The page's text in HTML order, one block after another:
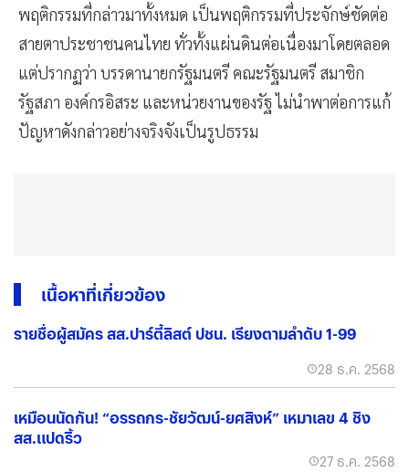
พฤติกรรมที่กล่าวมาทั้งหมด เป็นพฤติกรรมที่ประจักษ์ชัดต่อ
สายตาประชาชนคนไทย ทั่วทั้งแผ่นดินต่อเนื่องมาโดยตลอด
แต่ปรากฏว่า บรรดานายกรัฐมนตรี คณะรัฐมนตรี สมาชิก
รัฐสภา องค์กรอิสระ และหน่วยงานของรัฐ ไม่นำพาต่อการแก้
ปัญหาดังกล่าวอย่างจริงจังเป็นรูปธรรม
เนื้อหาที่เกี่ยวข้อง
รายชื่อผู้สมัคร สส.ปาร์ตี้ลิสต์ ปชน. เรียงตามลำดับ 1-99
28 ธ.ค. 2568
เหมือนนัดกัน! “อรรถกร-ชัยวัฒน์-ยศสิงห์” เหมาเลข 4 ชิง
สส.แปดริ้ว
27 ธ.ค. 2568